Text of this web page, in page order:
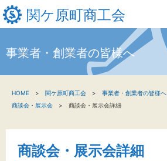
関ケ原町商工会
新着情報
関係機関の方へ
事業者・創業者の皆様へ
HOME 関ケ原町商工会 事業者・創業者の皆様へ
商談会・展示会
商談会・展示会詳細
商談会・展示会詳細